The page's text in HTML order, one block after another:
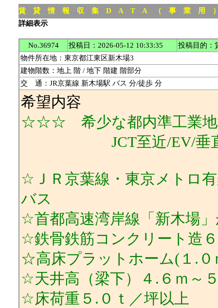
賃 貸 情 報 収 集 D A T A （ 事 業 用
詳細表示
No.36974 投稿日：2026-05-12 10:33:35
投稿目的：
物件所在地：東京都江東区新木場3
建物階数：地上 階 / 地下 階建 階部分
交 通：JR京葉線 新木場駅 バス 分/徒歩 分
希望内容
☆☆☆ 希少な都内準工業
JCT至近/EV/垂直
☆ＪＲ京葉線・東京メトロ
バス
☆首都高速湾岸線「新木場
☆鉄骨鉄筋コンクリート造
☆高床プラットホーム(１.０
☆天井高（梁下）４.６ｍ～
☆床荷重５.０ｔ／坪以上